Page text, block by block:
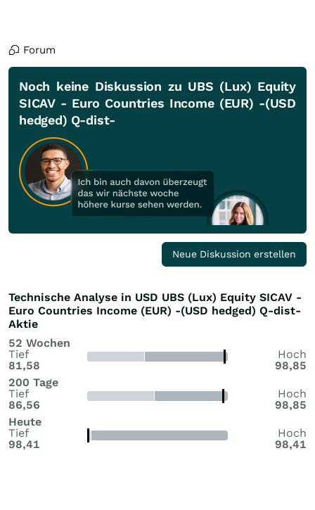
Forum
Noch keine Diskussion zu UBS (Lux) Equity
SICAV - Euro Countries Income (EUR) -(USD
hedged) Q-dist-
Neue Diskussion erstellen
Technische Analyse in USD UBS (Lux) Equity SICAV -
Euro Countries Income (EUR) -(USD hedged) Q-dist-
Aktie
52 Wochen
Tief
81,58
Hoch
98,85
200 Tage
Tief
86,56
Hoch
98,85
Heute
Tief
98,41
Hoch
98,41